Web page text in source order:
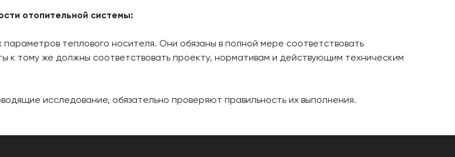
отопительной системы:
теплового носителя. Они обязаны в полной мере соответствовать
к тому же должны соответствовать проекту, нормативам и действующим техническим
исследование, обязательно проверяют правильность их выполнения.